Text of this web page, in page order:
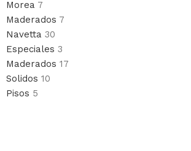
Morea 7
Maderados 7
Navetta 30
Especiales 3
Maderados 17
Solidos 10
Pisos 5